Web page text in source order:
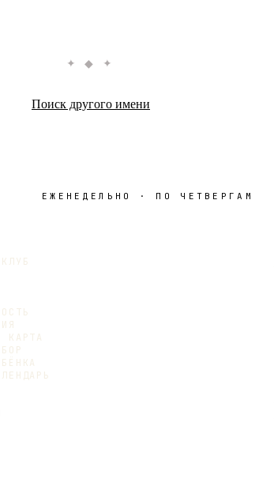
✦ ◆ ✦
Поиск другого имени
ЕЖЕНЕДЕЛЬНО · ПО ЧЕТВЕРГАМ
КАРТА